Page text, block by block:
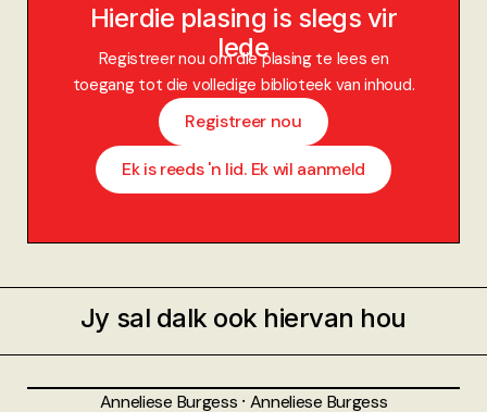
Hierdie plasing is slegs vir
lede
Registreer nou om die plasing te lees en
toegang tot die volledige biblioteek van inhoud.
Registreer nou
Ek is reeds 'n lid. Ek wil aanmeld
Jy sal dalk ook hiervan hou
Anneliese Burgess ⸱ Anneliese Burgess